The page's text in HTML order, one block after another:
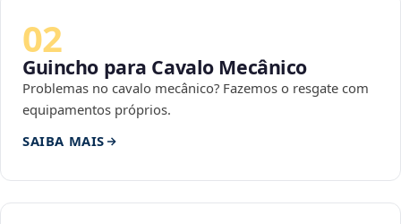
02
Guincho para Cavalo Mecânico
Problemas no cavalo mecânico? Fazemos o resgate com
equipamentos próprios.
SAIBA MAIS